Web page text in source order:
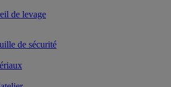
de levage
de sécurité